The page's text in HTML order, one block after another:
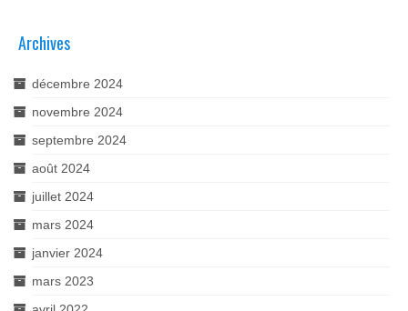
Archives
décembre 2024
novembre 2024
septembre 2024
août 2024
juillet 2024
mars 2024
janvier 2024
mars 2023